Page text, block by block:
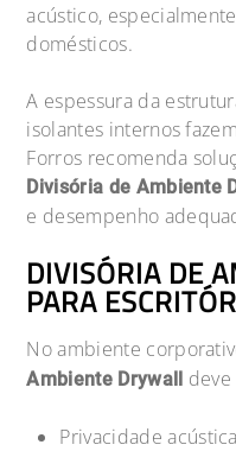
acústico,
domésticos.
A espessura da
isolantes internos
Forros recomenda
Divisória de Ambiente
e desempenho
DIVISÓRIA DE
PARA
No ambiente
Ambiente Drywall
Privacidade acústica